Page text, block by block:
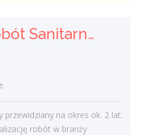
Kierownik Robót Sanitarnych
przewidziany na okres ok. 2 lat.
robót w branży